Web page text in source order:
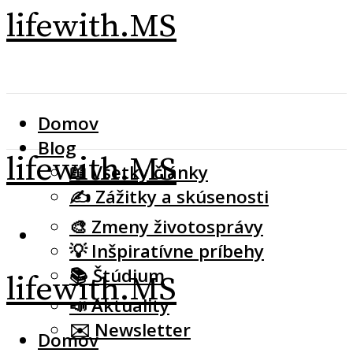
lifewith.MS
Domov
Blog
📖 Všetky články
✍️ Zážitky a skúsenosti
🎨 Zmeny životosprávy
💡 Inšpiratívne príbehy
📚 Štúdium
📣 Aktuality
✉️ Newsletter
lifewith.MS
lifewith.MS
Domov